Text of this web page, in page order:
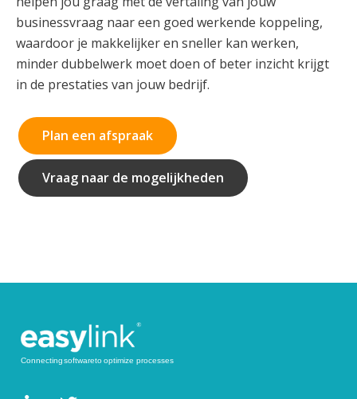
businessvraag naar een goed werkende koppeling,
waardoor je makkelijker en sneller kan werken,
minder dubbelwerk moet doen of beter inzicht krijgt
in de prestaties van jouw bedrijf.
Plan een afspraak
Vraag naar de mogelijkheden